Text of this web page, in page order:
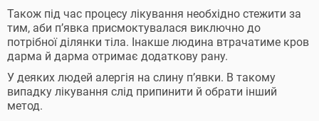
Також під час процесу лікування необхідно стежити за
тим, аби п’явка присмоктувалася виключно до
потрібної ділянки тіла. Інакше людина втрачатиме кров
дарма й дарма отримає додаткову рану.
У деяких людей алергія на слину п’явки. В такому
випадку лікування слід припинити й обрати інший
метод.